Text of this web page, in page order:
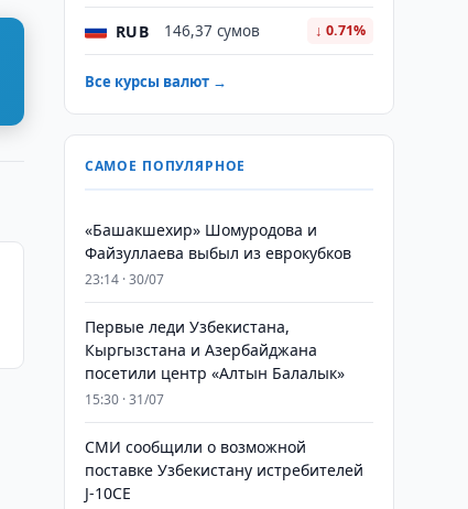
RUB 146,37 сумов ↓ 0.71%
Все курсы валют →
САМОЕ ПОПУЛЯРНОЕ
«Башакшехир» Шомуродова и
Файзуллаева выбыл из еврокубков
23:14 · 30/07
Первые леди Узбекистана,
Кыргызстана и Азербайджана
посетили центр «Алтын Балалык»
15:30 · 31/07
СМИ сообщили о возможной
поставке Узбекистану истребителей
J-10CE